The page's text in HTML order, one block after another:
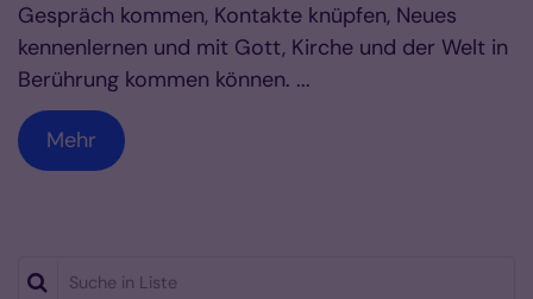
Gespräch kommen, Kontakte knüpfen, Neues
kennenlernen und mit Gott, Kirche und der Welt in
Berührung kommen können. ...
Mehr
Suche in Liste